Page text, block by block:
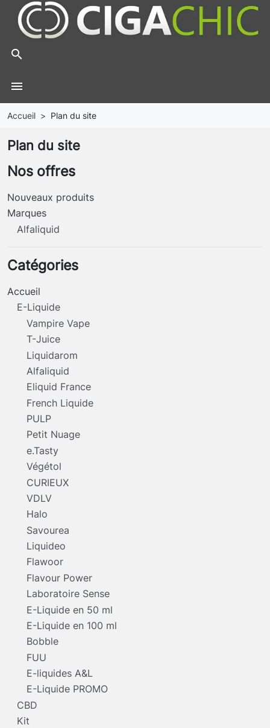
search
menu
Accueil Plan du site
Plan du site
Nos offres
Nouveaux produits
Marques
Alfaliquid
Catégories
Accueil
E-Liquide
Vampire Vape
T-Juice
Liquidarom
Alfaliquid
Eliquid France
French Liquide
PULP
Petit Nuage
e.Tasty
Végétol
CURIEUX
VDLV
Halo
Savourea
Liquideo
Flawoor
Flavour Power
Laboratoire Sense
E-Liquide en 50 ml
E-Liquide en 100 ml
Bobble
FUU
E-liquides A&L
E-Liquide PROMO
CBD
Kit